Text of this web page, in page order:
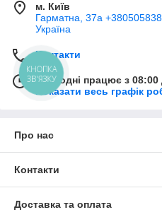
м. Київ
Гарматна, 37а
Україна
Контакти
Сьогодні працює з 08:00
Показати весь графік
Про нас
Контакти
Доставка та оплата
КНОПКА
ЗВ'ЯЗКУ